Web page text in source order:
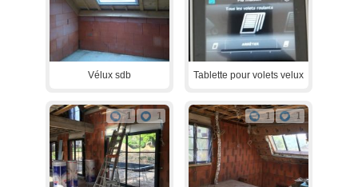
Vélux sdb Tablette pour volets velux
1 1 1 1